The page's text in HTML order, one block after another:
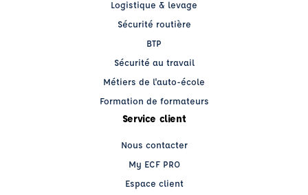
Logistique & levage
Sécurité routière
BTP
Sécurité au travail
Métiers de l'auto-école
Formation de formateurs
Service client
Nous contacter
My ECF PRO
Espace client